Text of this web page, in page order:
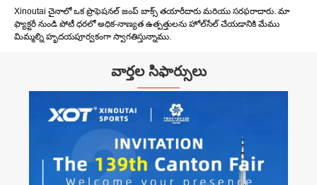
Xinoutai చైనాలో ఒక ప్రొఫెషనల్ జంప్ బాక్స్ తయారీదారు మరియు సరఫరాదారు. మా
ఫ్యాక్టరీ నుండి పోటీ ధరలో అధిక-నాణ్యత ఉత్పత్తులను హోల్‌సేల్ చేయడానికి మేము
మిమ్మల్ని హృదయపూర్వకంగా స్వాగతిస్తున్నాము.
వార్తల సిఫార్సులు
చిన్ననాటి సెన్సరీ ఇంటిగ్రేషన్ సాఫ్ట్ ప్లే పరికరాలు
యొక్క ప్రయోజనాలు
మరిన్ని చూడండి >>